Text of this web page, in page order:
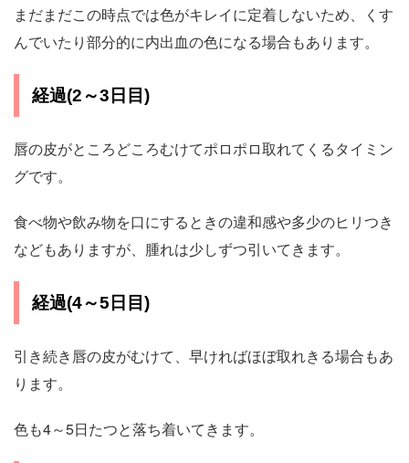
まだまだこの時点では色がキレイに定着しないため、くす
んでいたり部分的に内出血の色になる場合もあります。
経過(2～3日目)
唇の皮がところどころむけてポロポロ取れてくるタイミン
グです。
食べ物や飲み物を口にするときの違和感や多少のヒリつき
などもありますが、腫れは少しずつ引いてきます。
経過(4～5日目)
引き続き唇の皮がむけて、早ければほぼ取れきる場合もあ
ります。
色も4～5日たつと落ち着いてきます。